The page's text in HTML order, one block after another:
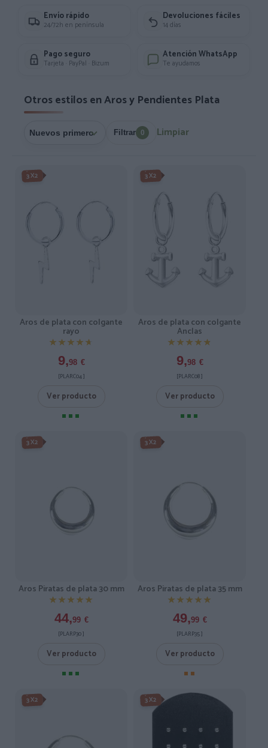
Envío rápido
24/72h en península
Devoluciones fáciles
14 días
Pago seguro
Tarjeta · PayPal · Bizum
Atención WhatsApp
Te ayudamos
Otros estilos en Aros y Pendientes Plata
Filtrar 0 Limpiar
3X2
Aros de plata con colgante
rayo
★★★★★
★★★★★
9,98 €
[PLARC04 ]
Ver producto
3X2
Aros de plata con colgante
Anclas
★★★★★
★★★★★
9,98 €
[PLARC08 ]
Ver producto
3X2
Aros Piratas de plata 30 mm
★★★★★
★★★★★
44,99 €
[PLARP30 ]
Ver producto
3X2
Aros Piratas de plata 35 mm
★★★★★
★★★★★
49,99 €
[PLARP35 ]
Ver producto
3X2 3X2